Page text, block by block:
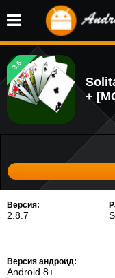
3.6
+
Версия:
2.8.7
Версия андроид:
Android 8+